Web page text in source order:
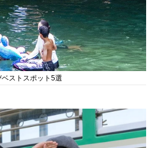
ストスポット5選